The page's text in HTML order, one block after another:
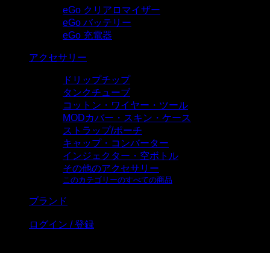
eGo クリアロマイザー
eGo バッテリー
eGo 充電器
アクセサリー
ドリップチップ
タンクチューブ
コットン・ワイヤー・ツール
MODカバー・スキン・ケース
ストラップ/ポーチ
キャップ・コンバーター
インジェクター・空ボトル
その他のアクセサリー
このカテゴリーのすべての商品
ブランド
ログイン / 登録